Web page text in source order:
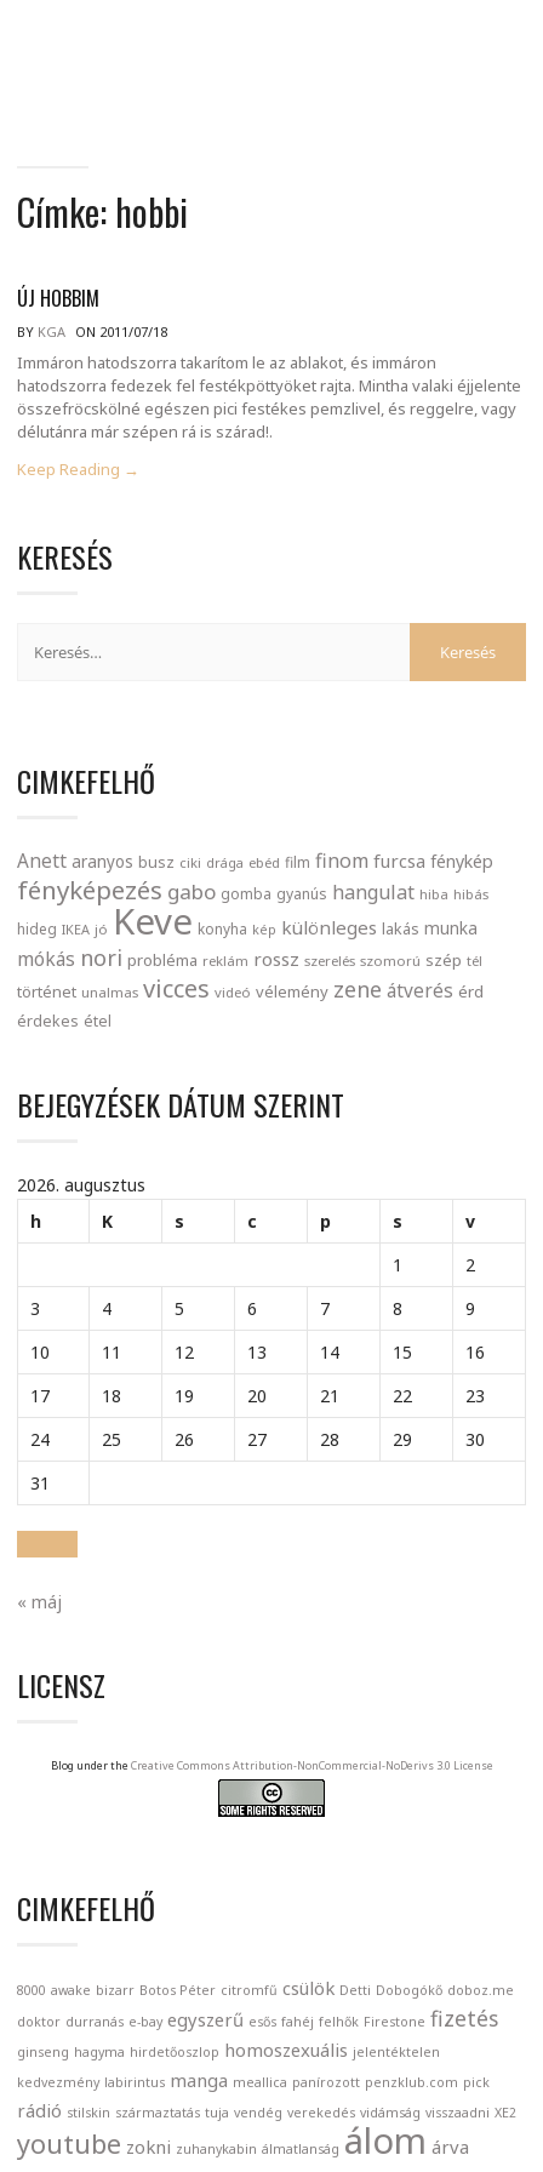
Címke: hobbi
ÚJ HOBBIM
BY KGA ON 2011/07/18
Immáron hatodszorra takarítom le az ablakot, és immáron
hatodszorra fedezek fel festékpöttyöket rajta. Mintha valaki éjjelente
összefröcskölné egészen pici festékes pemzlivel, és reggelre, vagy
délutánra már szépen rá is szárad!.
Keep Reading →
KERESÉS
CIMKEFELHŐ
Anett aranyos busz ciki drága ebéd film finom furcsa fénykép
fényképezés gabo gomba gyanús hangulat hiba hibás
hideg IKEA jó Keve konyha kép különleges lakás munka
mókás nori probléma reklám rossz szerelés szomorú szép tél
történet unalmas vicces videó vélemény zene átverés érd
érdekes étel
BEJEGYZÉSEK DÁTUM SZERINT
2026. augusztus
h
K s c p s
v
1
2
3
4 5 6 7 8
9
10
11 12 13 14 15
16
17
18 19 20 21 22
23
24
25 26 27 28 29
30
31
« máj
LICENSZ
Blog under the Creative Commons Attribution-NonCommercial-NoDerivs 3.0 License
CIMKEFELHŐ
8000 awake bizarr Botos Péter citromfű csülök Detti Dobogókő doboz.me
doktor durranás e-bay egyszerű esős fahéj felhők Firestone fizetés
ginseng hagyma hirdetőoszlop homoszexuális jelentéktelen
kedvezmény labirintus manga meallica panírozott penzklub.com pick
rádió stilskin származtatás tuja vendég verekedés vidámság visszaadni XE2
youtube zokni zuhanykabin álmatlanság álom árva